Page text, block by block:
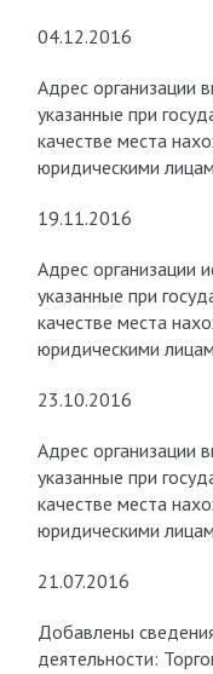
04.12.2016
Адрес организации
указанные при
качестве места
юридическими
19.11.2016
Адрес организации
указанные при
качестве места
юридическими
23.10.2016
Адрес организации
указанные при
качестве места
юридическими
21.07.2016
Добавлены
деятельности: